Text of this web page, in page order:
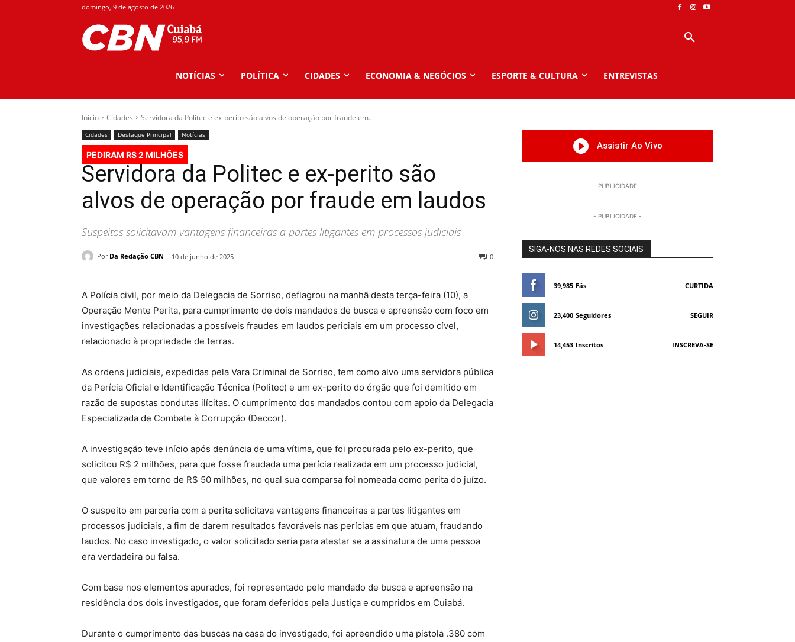
domingo, 9 de agosto de 2026
NOTÍCIAS POLÍTICA CIDADES ECONOMIA & NEGÓCIOS ESPORTE & CULTURA ENTREVISTAS
Início Cidades Servidora da Politec e ex-perito são alvos de operação por fraude em...
Cidades Destaque Principal Notícias
PEDIRAM R$ 2 MILHÕES
Servidora da Politec e ex-perito são
alvos de operação por fraude em laudos
Suspeitos solicitavam vantagens financeiras a partes litigantes em processos judiciais
Por Da Redação CBN 10 de junho de 2025 0
A Polícia civil, por meio da Delegacia de Sorriso, deflagrou na manhã desta terça-feira (10), a
Operação Mente Perita, para cumprimento de dois mandados de busca e apreensão com foco em
investigações relacionadas a possíveis fraudes em laudos periciais em um processo cível,
relacionado à propriedade de terras.
As ordens judiciais, expedidas pela Vara Criminal de Sorriso, tem como alvo uma servidora pública
da Perícia Oficial e Identificação Técnica (Politec) e um ex-perito do órgão que foi demitido em
razão de supostas condutas ilícitas. O cumprimento dos mandados contou com apoio da Delegacia
Especializada de Combate à Corrupção (Deccor).
A investigação teve início após denúncia de uma vítima, que foi procurada pelo ex-perito, que
solicitou R$ 2 milhões, para que fosse fraudada uma perícia realizada em um processo judicial,
que valores em torno de R$ 50 milhões, no qual sua comparsa foi nomeada como perita do juízo.
O suspeito em parceria com a perita solicitava vantagens financeiras a partes litigantes em
processos judiciais, a fim de darem resultados favoráveis nas perícias em que atuam, fraudando
laudos. No caso investigado, o valor solicitado seria para atestar se a assinatura de uma pessoa
era verdadeira ou falsa.
Com base nos elementos apurados, foi representado pelo mandado de busca e apreensão na
residência dos dois investigados, que foram deferidos pela Justiça e cumpridos em Cuiabá.
Durante o cumprimento das buscas na casa do investigado, foi apreendido uma pistola .380 com
Assistir Ao Vivo
- PUBLICIDADE -
- PUBLICIDADE -
SIGA-NOS NAS REDES SOCIAIS
39,985 Fãs CURTIDA
23,400 Seguidores SEGUIR
14,453 Inscritos INSCREVA-SE